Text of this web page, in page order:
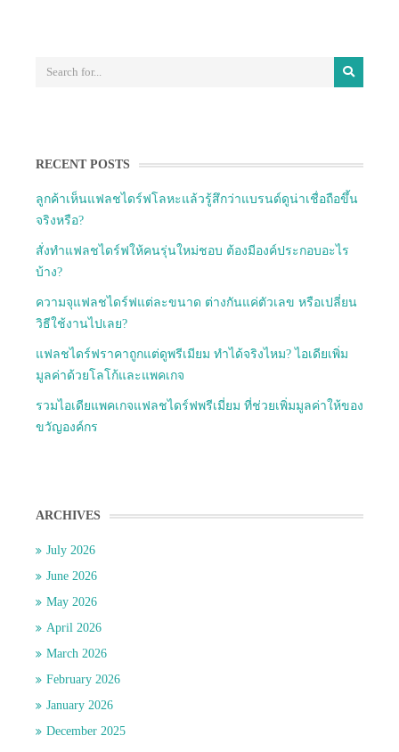
RECENT POSTS
ลูกค้าเห็นแฟลชไดร์ฟโลหะแล้วรู้สึกว่าแบรนด์ดูน่าเชื่อถือขึ้น
จริงหรือ?
สั่งทำแฟลชไดร์ฟให้คนรุ่นใหม่ชอบ ต้องมีองค์ประกอบอะไร
บ้าง?
ความจุแฟลชไดร์ฟแต่ละขนาด ต่างกันแค่ตัวเลข หรือเปลี่ยน
วิธีใช้งานไปเลย?
แฟลชไดร์ฟราคาถูกแต่ดูพรีเมียม ทำได้จริงไหม? ไอเดียเพิ่ม
มูลค่าด้วยโลโก้และแพคเกจ
รวมไอเดียแพคเกจแฟลชไดร์ฟพรีเมี่ยม ที่ช่วยเพิ่มมูลค่าให้ของ
ขวัญองค์กร
ARCHIVES
July 2026
June 2026
May 2026
April 2026
March 2026
February 2026
January 2026
December 2025